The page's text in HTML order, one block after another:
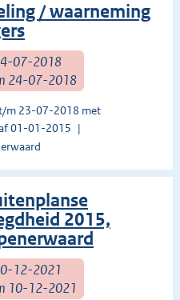
/ waarneming
07-2018
24-07-2018
m 23-07-2018 met
01-01-2015
2015,
12-2021
10-12-2021